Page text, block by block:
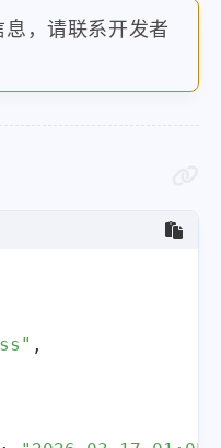
，请联系开发者
,